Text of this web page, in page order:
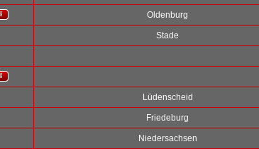
Oldenburg
Stade
Lüdenscheid
Friedeburg
Niedersachsen